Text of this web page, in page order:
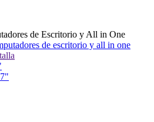
de Escritorio y All in One
de escritorio y all in one